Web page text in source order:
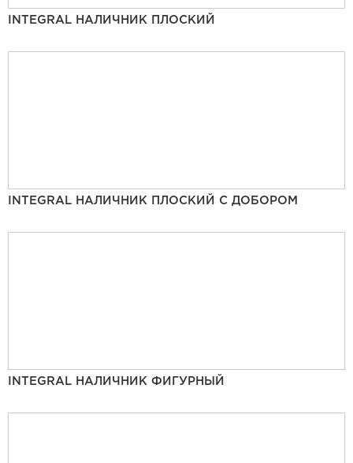
INTEGRAL НАЛИЧНИК ПЛОСКИЙ
INTEGRAL НАЛИЧНИК ПЛОСКИЙ С ДОБОРОМ
INTEGRAL НАЛИЧНИК ФИГУРНЫЙ